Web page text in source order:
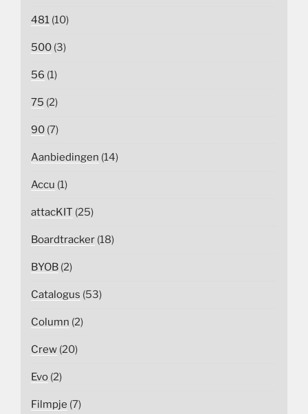
481 (10)
500 (3)
56 (1)
75 (2)
90 (7)
Aanbiedingen (14)
Accu (1)
attacKIT (25)
Boardtracker (18)
BYOB (2)
Catalogus (53)
Column (2)
Crew (20)
Evo (2)
Filmpje (7)